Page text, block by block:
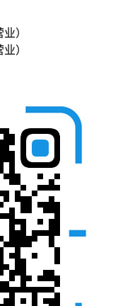
）
）